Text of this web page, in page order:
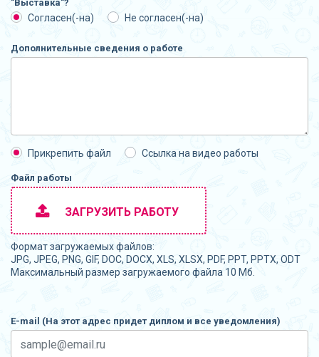
"Выставка"?
Согласен(-на) Не согласен(-на)
Дополнительные сведения о работе
Прикрепить файл Ссылка на видео работы
Файл работы
ЗАГРУЗИТЬ РАБОТУ
Формат загружаемых файлов:
JPG, JPEG, PNG, GIF, DOC, DOCX, XLS, XLSX, PDF, PPT, PPTX, ODT
Максимальный размер загружаемого файла 10 Мб.
E-mail (На этот адрес придет диплом и все уведомления)